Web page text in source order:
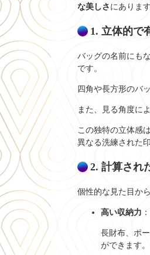
な美しさ にあります
1. 立体的で
バッグの名前にも
です。
四角や長方形のバ
また、見る角度に
この独特の立体感
異なる洗練された
2. 計算され
個性的な見た目か
高い収納力
長財布、ポ
ができます。